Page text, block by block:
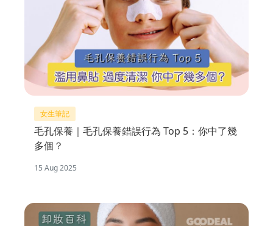
女生筆記
毛孔保養｜毛孔保養錯誤行為 Top 5：你中了幾
多個？
15 Aug 2025